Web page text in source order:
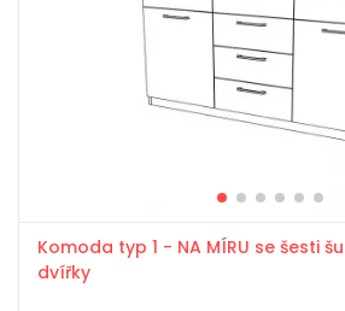
Komoda typ 1 - NA MÍRU se šesti
dvířky